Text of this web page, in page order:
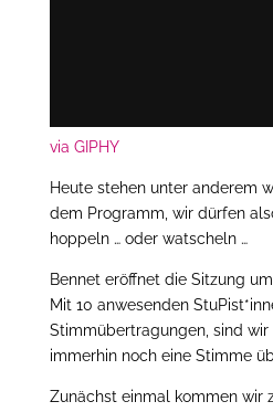
via GIPHY
Heute stehen unter anderem
dem Programm, wir dürfen
hoppeln … oder watscheln …
Bennet eröffnet die Sitzung um
Mit 10 anwesenden
Stimmübertragungen, sind
immerhin noch eine Stimme
Zunächst einmal kommen wir